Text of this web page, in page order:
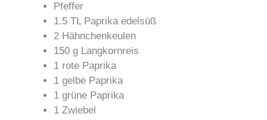
Pfeffer
1.5 TL Paprika edelsüß
2 Hähnchenkeulen
150 g Langkornreis
1 rote Paprika
1 gelbe Paprika
1 grüne Paprika
1 Zwiebel